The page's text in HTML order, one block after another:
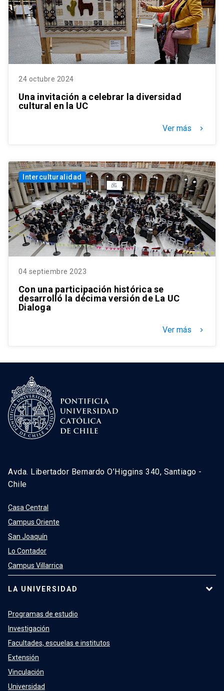
24 octubre 2024
Una invitación a celebrar la diversidad
cultural en la UC
Ver más keyboard_arrow_right
Interculturalidad
04 septiembre 2023
Con una participación histórica se
desarrolló la décima versión de La UC
Dialoga
Ver más keyboard_arrow_right
Avda. Libertador Bernardo O’Higgins 340, Santiago -
Chile
Casa Central
Campus Oriente
San Joaquín
Lo Contador
Campus Villarrica
LA UNIVERSIDAD
Programas de estudio
Investigación
Facultades, escuelas e institutos
Extensión
Vinculación
Universidad